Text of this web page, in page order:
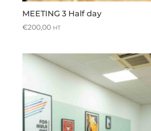
MEETING 3 Half day
€200,00 HT